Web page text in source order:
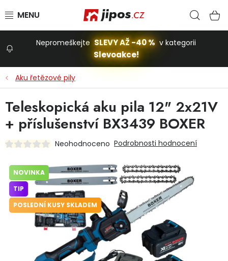
Stavba a dům
Dílna
Domácnost
Dětská hřiště
Nepromeškejte SLEVY AŽ -40 % v kategorii
Slevoakce!
Aku řetězové pily
Teleskopická aku pila 12" 2x21V
+ příslušenství BX3439 BOXER
Neohodnoceno Podrobnosti hodnocení
NOVINKA
TIP
POSLEDNÍ KUSY SKLADEM